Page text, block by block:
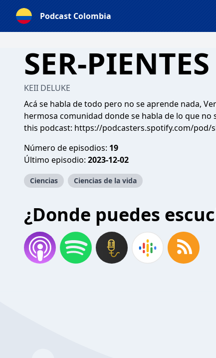
Podcast Colombia
SER-PIENTES
KEII DELUKE
Acá se habla de todo pero no se aprende nada,
hermosa comunidad donde se habla de lo que
this podcast: https://podcasters.spotify.com/pod/
Número de episodios: 19
Último episodio: 2023-12-02
Ciencias Ciencias de la vida
¿Donde puedes